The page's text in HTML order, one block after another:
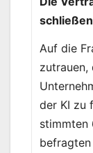
schließen
Auf die
zutrauen,
der KI zu
stimmten